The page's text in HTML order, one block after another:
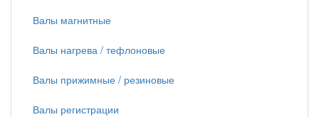
Валы магнитные
Валы нагрева / тефлоновые
Валы прижимные / резиновые
Валы регистрации